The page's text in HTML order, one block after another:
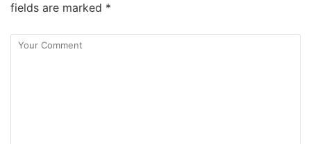
fields are marked *